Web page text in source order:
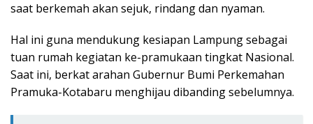
saat berkemah akan sejuk, rindang dan nyaman.
Hal ini guna mendukung kesiapan Lampung sebagai
tuan rumah kegiatan ke-pramukaan tingkat Nasional.
Saat ini, berkat arahan Gubernur Bumi Perkemahan
Pramuka-Kotabaru menghijau dibanding sebelumnya.